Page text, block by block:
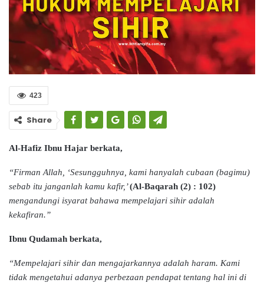
423
Share
Al-Hafiz Ibnu Hajar berkata,
“Firman Allah, ‘Sesungguhnya, kami hanyalah cubaan (bagimu)
sebab itu janganlah kamu kafir,’(Al-Baqarah (2) : 102)
mengandungi isyarat bahawa mempelajari sihir adalah
kekafiran.”
Ibnu Qudamah berkata,
“Mempelajari sihir dan mengajarkannya adalah haram. Kami
tidak mengetahui adanya perbezaan pendapat tentang hal ini di